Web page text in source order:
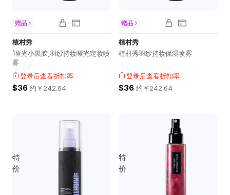
植村秀
「哑光小黑胶」羽纱持妆哑光定妆喷
雾
登录后查看折扣率
$36 约￥ 242.64
赠品
植村秀
植村秀羽纱持妆保湿喷雾
登录后查看折扣率
$36 约￥ 242.64
赠品
特
价
特
价